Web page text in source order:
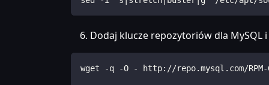
Dodaj klucze repozytoriów dla MySQL
wget -q -O - http://repo.mysql.com/